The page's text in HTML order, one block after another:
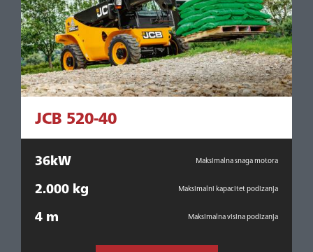
JCB 520-40
36kW Maksimalna snaga motora
2.000 kg Maksimalni kapacitet podizanja
4 m Maksimalna visina podizanja